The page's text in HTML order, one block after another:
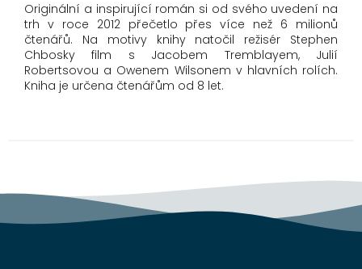
Originální a inspirující román si od svého uvedení na
trh v roce 2012 přečetlo přes více než 6 milionů
čtenářů. Na motivy knihy natočil režisér Stephen
Chbosky film s Jacobem Tremblayem, Julií
Robertsovou a Owenem Wilsonem v hlavních rolích.
Kniha je určena čtenářům od 8 let.